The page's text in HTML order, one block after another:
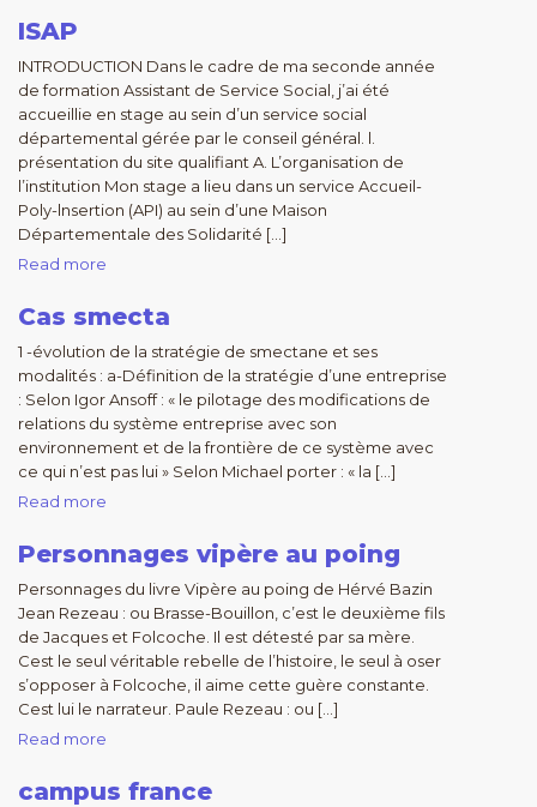
ISAP
INTRODUCTION Dans le cadre de ma seconde année
de formation Assistant de Service Social, j’ai été
accueillie en stage au sein d’un service social
départemental gérée par le conseil général. l.
présentation du site qualifiant A. L’organisation de
l’institution Mon stage a lieu dans un service Accueil-
Poly-lnsertion (API) au sein d’une Maison
Départementale des Solidarité […]
Read more
Cas smecta
1 -évolution de la stratégie de smectane et ses
modalités : a-Définition de la stratégie d’une entreprise
: Selon Igor Ansoff : « le pilotage des modifications de
relations du système entreprise avec son
environnement et de la frontière de ce système avec
ce qui n’est pas lui » Selon Michael porter : « la […]
Read more
Personnages vipère au poing
Personnages du livre Vipère au poing de Hérvé Bazin
Jean Rezeau : ou Brasse-Bouillon, c’est le deuxième fils
de Jacques et Folcoche. Il est détesté par sa mère.
Cest le seul véritable rebelle de l’histoire, le seul à oser
s’opposer à Folcoche, il aime cette guère constante.
Cest lui le narrateur. Paule Rezeau : ou […]
Read more
campus france